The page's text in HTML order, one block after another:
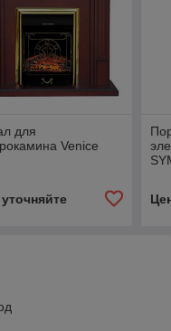
для
Venice